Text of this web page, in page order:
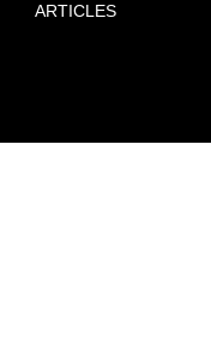
ARTICLES